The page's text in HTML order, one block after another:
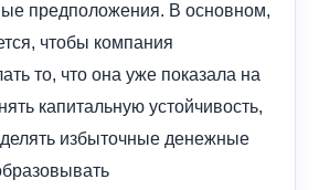
предположения. В основном,
чтобы компания
то, что она уже показала на
капитальную устойчивость,
избыточные денежные